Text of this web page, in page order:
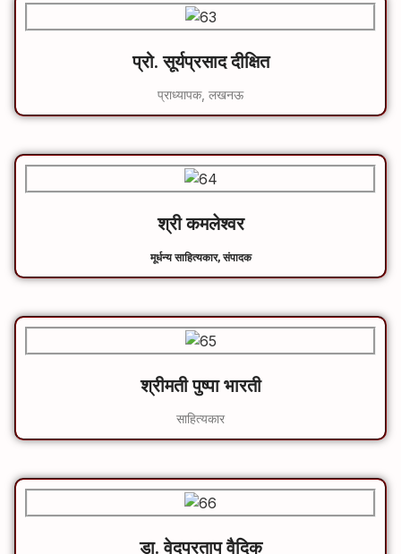
प्रो. सूर्यप्रसाद दीक्षित
प्राध्यापक, लखनऊ
श्री कमलेश्‍वर
मूर्धन्य साहित्यकार, संपादक
श्रीमती पुष्पा भारती
साहित्यकार
डा. वेदप्रताप वैदिक